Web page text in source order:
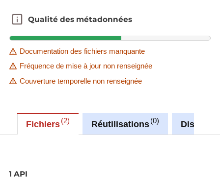
Qualité des métadonnées
Qualité des métadonnées
Documentation des fichiers manquante
Fréquence de mise à jour non renseignée
Couverture temporelle non renseignée
Fichiers 2 Réutilisations 0
1 API